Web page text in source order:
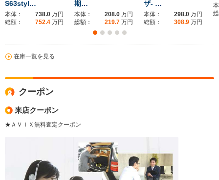
S63styl…
本体： 738.0 万円
総額：
752.4 万円
期…
本体： 208.0 万円
総額：
219.7 万円
ザ- …
本体： 298.0 万円
総額：
308.9 万円
在庫一覧を見る
クーポン
来店クーポン
★ＡＶＩＸ無料査定クーポン